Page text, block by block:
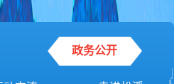
政务公开